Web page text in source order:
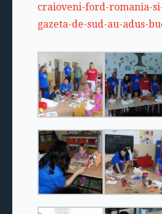
craioveni-ford-romania-
gazeta-de-sud-au-adus-